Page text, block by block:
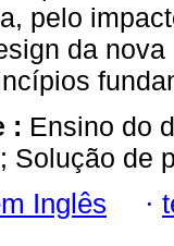
pelo
da
: Ensino do
Solução de
Inglês ·